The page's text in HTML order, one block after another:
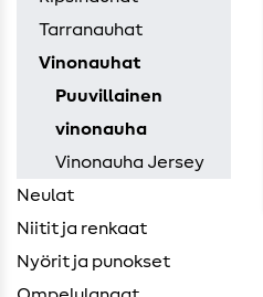
Tarranauhat
Vinonauhat
Puuvillainen
vinonauha
Vinonauha Jersey
Neulat
Niitit ja renkaat
Nyörit ja punokset